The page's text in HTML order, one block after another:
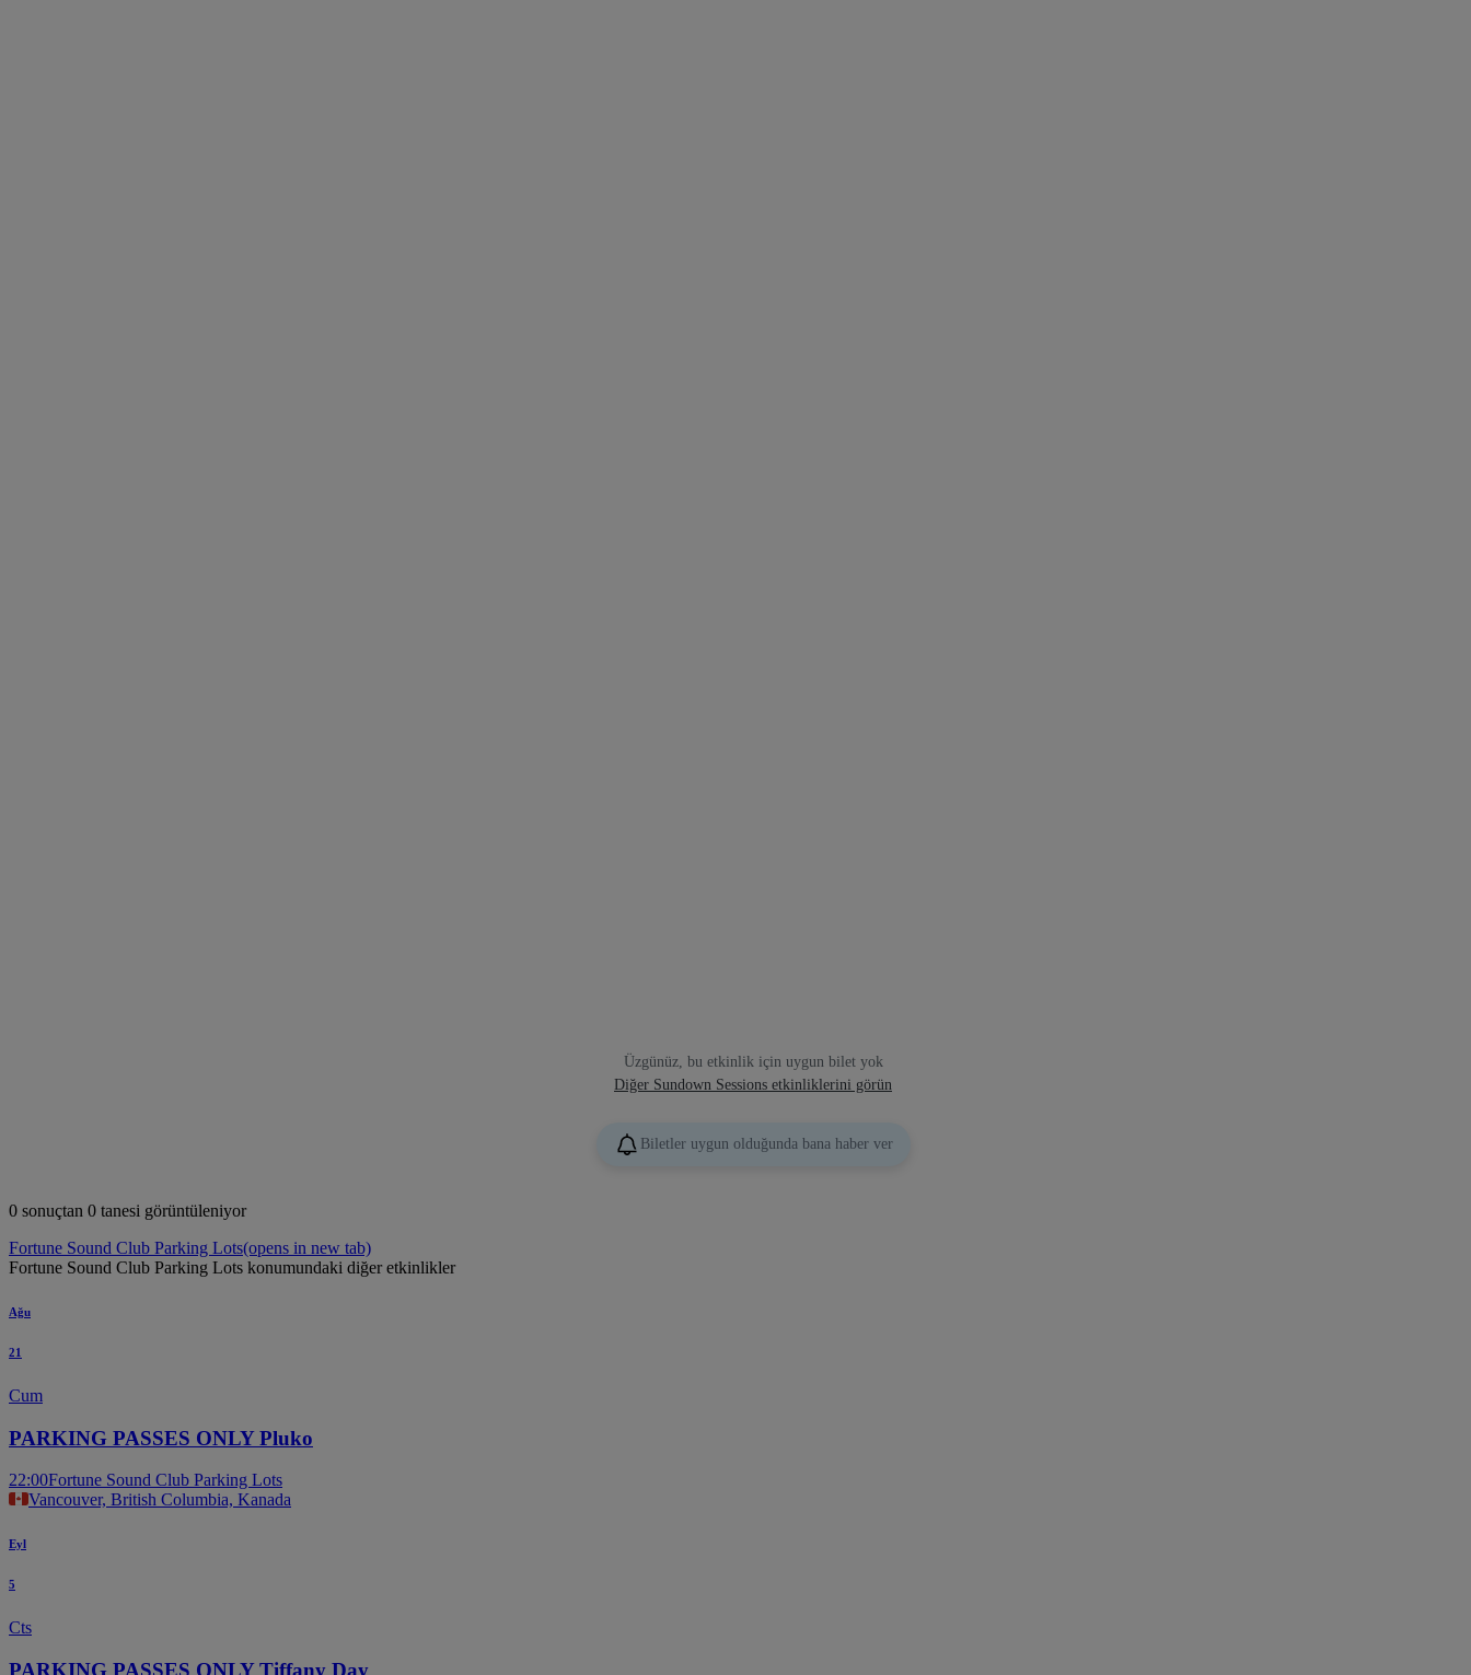
Üzgünüz, bu etkinlik için uygun bilet yok
Diğer Sundown Sessions etkinliklerini görün
Biletler uygun olduğunda bana haber ver
0 sonuçtan 0 tanesi görüntüleniyor
Fortune Sound Club Parking Lots(opens in new tab)
Fortune Sound Club Parking Lots konumundaki diğer etkinlikler
Ağu
21
Cum
PARKING PASSES ONLY Pluko
22:00Fortune Sound Club Parking Lots
Vancouver, British Columbia, Kanada
Eyl
5
Cts
PARKING PASSES ONLY Tiffany Day